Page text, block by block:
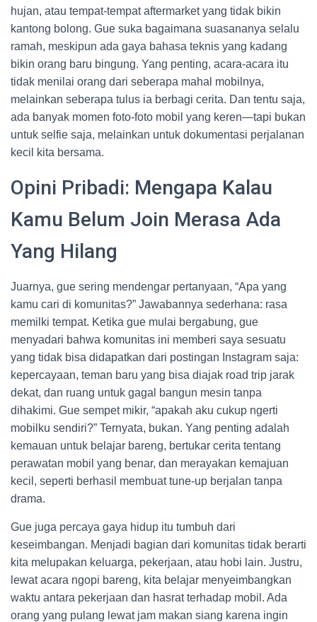
hujan, atau tempat-tempat aftermarket yang tidak bikin
kantong bolong. Gue suka bagaimana suasananya selalu
ramah, meskipun ada gaya bahasa teknis yang kadang
bikin orang baru bingung. Yang penting, acara-acara itu
tidak menilai orang dari seberapa mahal mobilnya,
melainkan seberapa tulus ia berbagi cerita. Dan tentu saja,
ada banyak momen foto-foto mobil yang keren—tapi bukan
untuk selfie saja, melainkan untuk dokumentasi perjalanan
kecil kita bersama.
Opini Pribadi: Mengapa Kalau
Kamu Belum Join Merasa Ada
Yang Hilang
Juarnya, gue sering mendengar pertanyaan, “Apa yang
kamu cari di komunitas?” Jawabannya sederhana: rasa
memilki tempat. Ketika gue mulai bergabung, gue
menyadari bahwa komunitas ini memberi saya sesuatu
yang tidak bisa didapatkan dari postingan Instagram saja:
kepercayaan, teman baru yang bisa diajak road trip jarak
dekat, dan ruang untuk gagal bangun mesin tanpa
dihakimi. Gue sempet mikir, “apakah aku cukup ngerti
mobilku sendiri?” Ternyata, bukan. Yang penting adalah
kemauan untuk belajar bareng, bertukar cerita tentang
perawatan mobil yang benar, dan merayakan kemajuan
kecil, seperti berhasil membuat tune-up berjalan tanpa
drama.
Gue juga percaya gaya hidup itu tumbuh dari
keseimbangan. Menjadi bagian dari komunitas tidak berarti
kita melupakan keluarga, pekerjaan, atau hobi lain. Justru,
lewat acara ngopi bareng, kita belajar menyeimbangkan
waktu antara pekerjaan dan hasrat terhadap mobil. Ada
orang yang pulang lewat jam makan siang karena ingin